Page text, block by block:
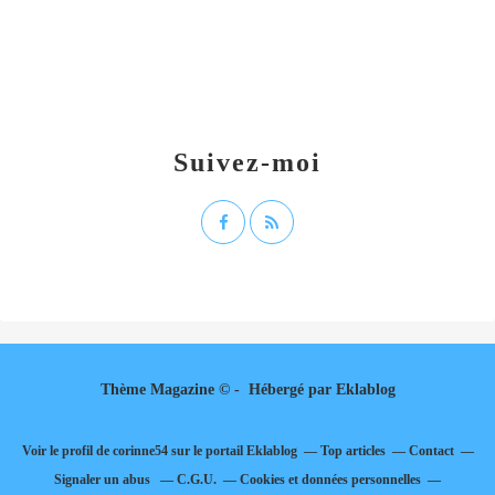
Suivez-moi
Thème Magazine © - Hébergé par Eklablog
Voir le profil de corinne54sur le portail Eklablog Top articles
Contact
Signaler un abus
C.G.U. Cookies et données personnelles